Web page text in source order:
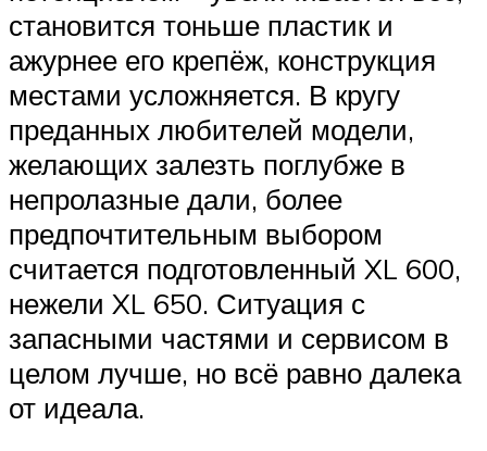
становится тоньше пластик и
ажурнее его крепёж, конструкция
местами усложняется. В кругу
преданных любителей модели,
желающих залезть поглубже в
непролазные дали, более
предпочтительным выбором
считается подготовленный XL 600,
нежели XL 650. Ситуация с
запасными частями и сервисом в
целом лучше, но всё равно далека
от идеала.